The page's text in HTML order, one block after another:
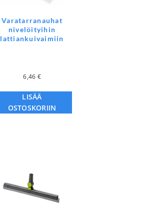
Varatarranauhat
nivelöityihin
lattiankuivaimiin
6,46 €
LISÄÄ
OSTOSKORIIN